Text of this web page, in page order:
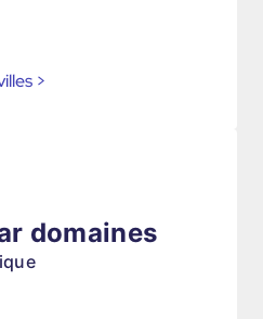
>
domaines